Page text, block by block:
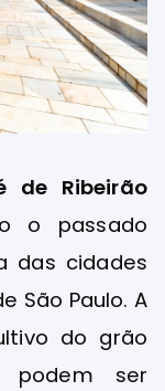
de Ribeirão
o passado
das cidades
São Paulo. A
do grão
podem ser